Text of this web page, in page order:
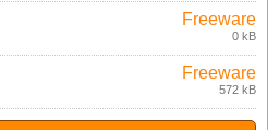
Freeware
0 kB
Freeware
572 kB